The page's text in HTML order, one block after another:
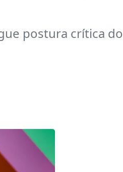
postura crítica do